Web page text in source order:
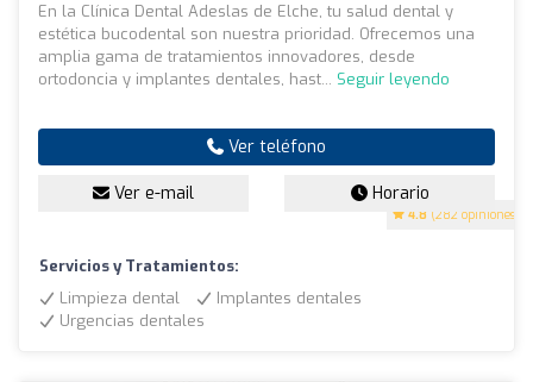
4.8 (282 opiniones)
En la Clínica Dental Adeslas de Elche, tu salud dental y
estética bucodental son nuestra prioridad. Ofrecemos una
amplia gama de tratamientos innovadores, desde
ortodoncia y implantes dentales, hast... Seguir leyendo
Ver teléfono
Ver e-mail Horario
Servicios y Tratamientos:
Limpieza dental
Implantes dentales
Urgencias dentales